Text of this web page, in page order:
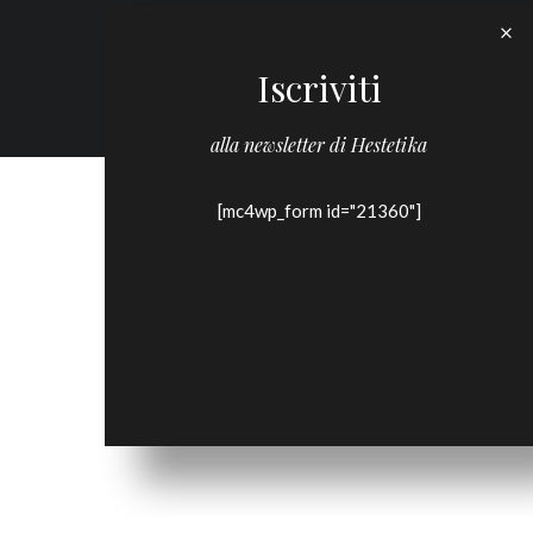
Iscriviti
alla newsletter di Hestetika
[mc4wp_form id="21360"]